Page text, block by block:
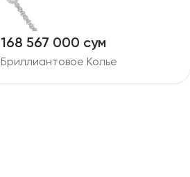
168 567 000 сум
Бриллиантовое Колье